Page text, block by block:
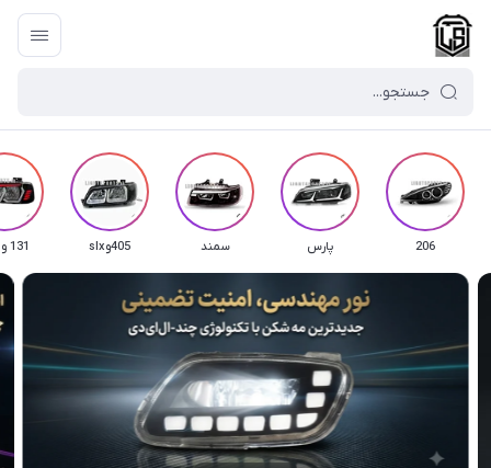
206 پارس سمند 405وslx 131 و صبا